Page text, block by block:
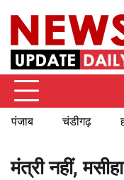
content
पंजाब चंडीगढ़
मंत्री नहीं,